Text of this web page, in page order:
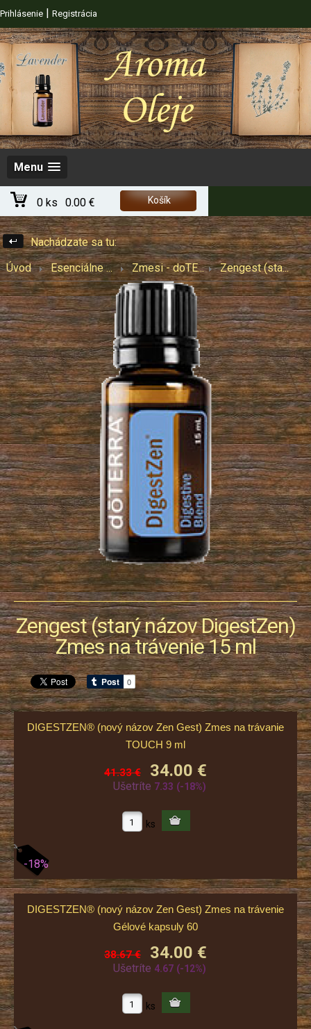
Prihlásenie | Registrácia
Menu
0 ks 0.00 € Košík
Nachádzate sa tu:
Úvod
Esenciálne ... Zmesi - doTE... Zengest (sta...
Zengest (starý názov DigestZen)
Zmes na trávenie 15 ml
DIGESTZEN® (nový názov Zen Gest) Zmes na trávanie
TOUCH 9 ml
41.33 € 34.00 €
Ušetríte 7.33 (-18%)
ks
-18%
DIGESTZEN® (nový názov Zen Gest) Zmes na trávenie
Gélové kapsuly 60
38.67 € 34.00 €
Ušetríte 4.67 (-12%)
ks